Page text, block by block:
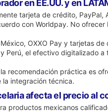
en EE.UU. y en
tarjeta de crédito,
con Worldpay. No
OXXO Pay y tarjetas
Perú, el efectivo digitalizado
recomendación práctica es
la integración técnica.
afecta el precio al
productos mexicanos